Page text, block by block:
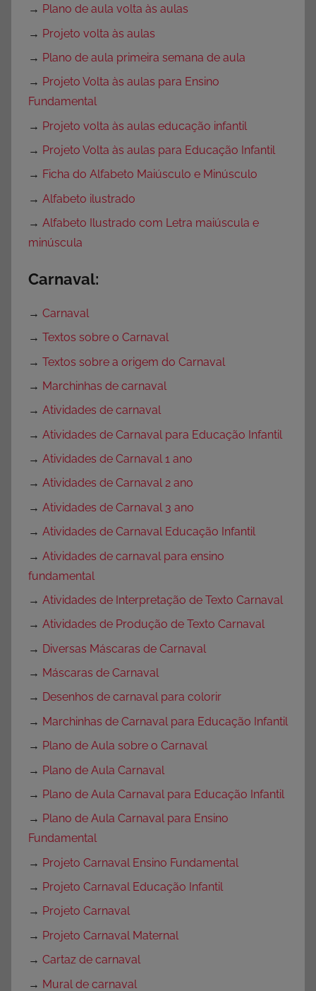
→ Plano de aula volta às aulas
→ Projeto volta às aulas
→ Plano de aula primeira semana de aula
→ Projeto Volta às aulas para Ensino
Fundamental
→ Projeto volta às aulas educação infantil
→ Projeto Volta às aulas para Educação Infantil
→ Ficha do Alfabeto Maiúsculo e Minúsculo
→ Alfabeto ilustrado
→ Alfabeto Ilustrado com Letra maiúscula e
minúscula
Carnaval:
→ Carnaval
→ Textos sobre o Carnaval
→ Textos sobre a origem do Carnaval
→ Marchinhas de carnaval
→ Atividades de carnaval
→ Atividades de Carnaval para Educação Infantil
→ Atividades de Carnaval 1 ano
→ Atividades de Carnaval 2 ano
→ Atividades de Carnaval 3 ano
→ Atividades de Carnaval Educação Infantil
→ Atividades de carnaval para ensino
fundamental
→ Atividades de Interpretação de Texto Carnaval
→ Atividades de Produção de Texto Carnaval
→ Diversas Máscaras de Carnaval
→ Máscaras de Carnaval
→ Desenhos de carnaval para colorir
→ Marchinhas de Carnaval para Educação Infantil
→ Plano de Aula sobre o Carnaval
→ Plano de Aula Carnaval
→ Plano de Aula Carnaval para Educação Infantil
→ Plano de Aula Carnaval para Ensino
Fundamental
→ Projeto Carnaval Ensino Fundamental
→ Projeto Carnaval Educação Infantil
→ Projeto Carnaval
→ Projeto Carnaval Maternal
→ Cartaz de carnaval
→ Mural de carnaval